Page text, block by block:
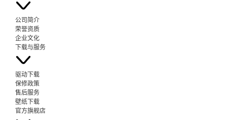
公司简介
荣誉资质
企业文化
下载与服务
驱动下载
保修政策
售后服务
壁纸下载
官方旗舰店